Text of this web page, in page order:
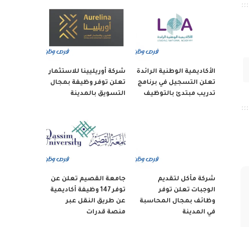
الأكاديمية الوطنية الرائدة
تعلن التسجيل في برنامج
تدريب مبتدئ بالتوظيف
شركة أوريليينا للاستثمار
تعلن توفر وظيفة بمجال
التسويق بالمدينة
شركة مأكل لتقديم
الوجبات تعلن توفر
وظائف بمجال المحاسبة
في المدينة
جامعة القصيم تعلن عن
توفر 147 وظيفة أكاديمية
عن طريق النقل عبر
منصة قدرات